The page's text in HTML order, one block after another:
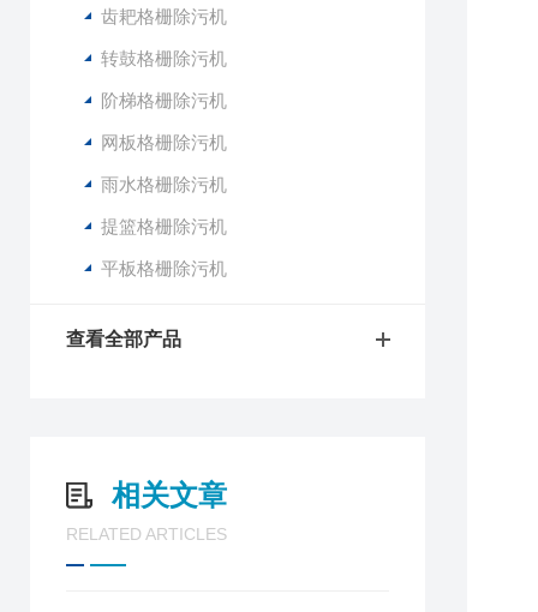
齿耙格栅除污机
转鼓格栅除污机
阶梯格栅除污机
网板格栅除污机
雨水格栅除污机
提篮格栅除污机
平板格栅除污机
查看全部产品
相关文章
RELATED ARTICLES